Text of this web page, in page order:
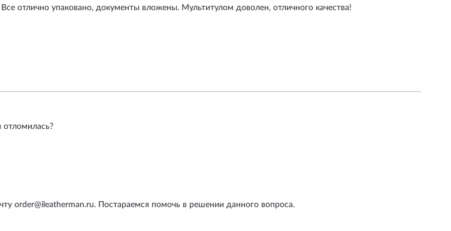
отлично упаковано, документы вложены. Мультитулом доволен, отличного качества!
отломилась?
order@ileatherman.ru. Постараемся помочь в решении данного вопроса.